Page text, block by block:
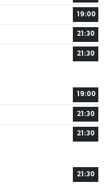
19:00
21:30
21:30
19:00
21:30
21:30
21:30